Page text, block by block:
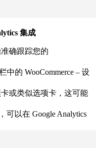
集成
确跟踪您的
中的 WooCommerce – 设
或类似选项卡，这可能
可以在 Google Analytics